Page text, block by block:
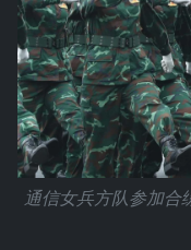
通信女兵方队参加合